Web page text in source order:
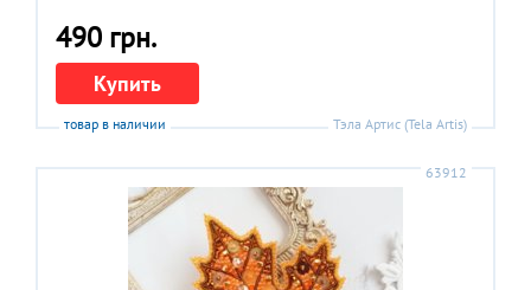
490 грн.
Купить
товар в наличии Тэла Артис (Tela Artis)
63912